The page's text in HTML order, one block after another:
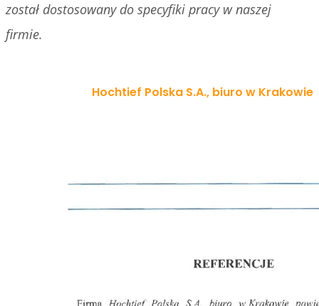
został dostosowany do specyfiki pracy w naszej
firmie.
Hochtief Polska S.A., biuro w Krakowie